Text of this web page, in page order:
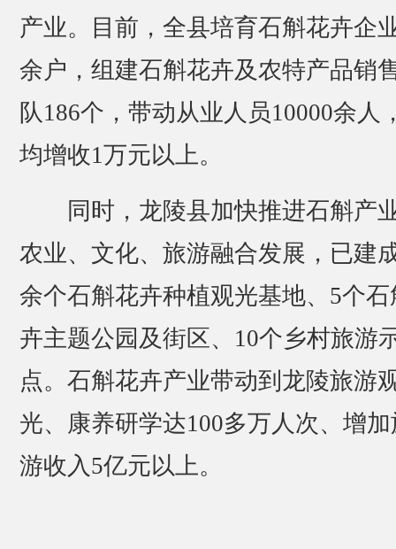
产业。目前，全县培育石斛花卉企
余户，组建石斛花卉及农特产品销
队186个，带动从业人员10000余人
均增收1万元以上。
同时，龙陵县加快推进石斛产
农业、文化、旅游融合发展，已建
余个石斛花卉种植观光基地、5个石
卉主题公园及街区、10个乡村旅游
点。石斛花卉产业带动到龙陵旅游
光、康养研学达100多万人次、增加
游收入5亿元以上。